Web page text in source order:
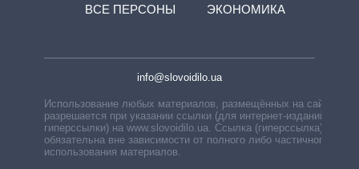
ВСЕ ПЕРСОНЫ
ЭКОНОМИКА
info@slovoidilo.ua
Использование любых материалов, размещённых на сайте,
разрешается при указании ссылки (для интернет-изданий —
гиперссылки) на www.slovoidilo.ua. Ссылка (гиперссылка)
обязательна вне зависимости от полного либо частичного
использования материалов.